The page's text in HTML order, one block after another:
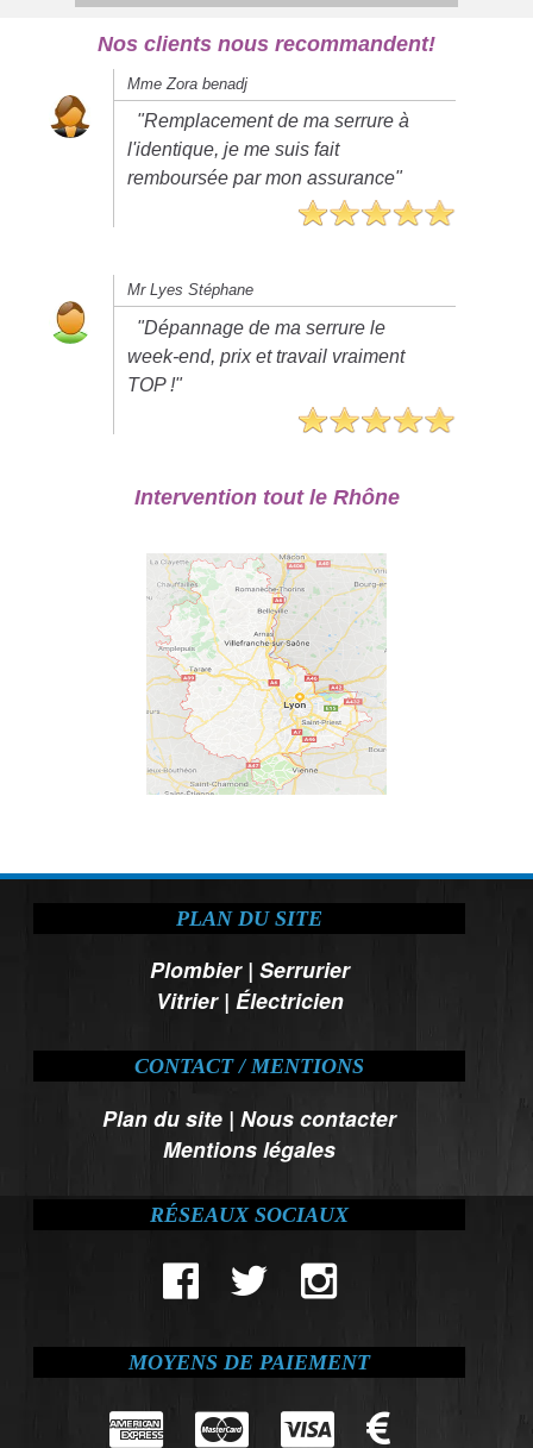
Nos clients nous recommandent!
Mme Zora benadj
"Remplacement de ma serrure à
l'identique, je me suis fait
remboursée par mon assurance"
Mr Lyes Stéphane
"Dépannage de ma serrure le
week-end, prix et travail vraiment
TOP !"
Intervention tout le Rhône
PLAN DU SITE
Plombier| Serrurier
Vitrier| Électricien
CONTACT / MENTIONS
Plan du site |Nous contacter
Mentions légales
RÉSEAUX SOCIAUX
MOYENS DE PAIEMENT